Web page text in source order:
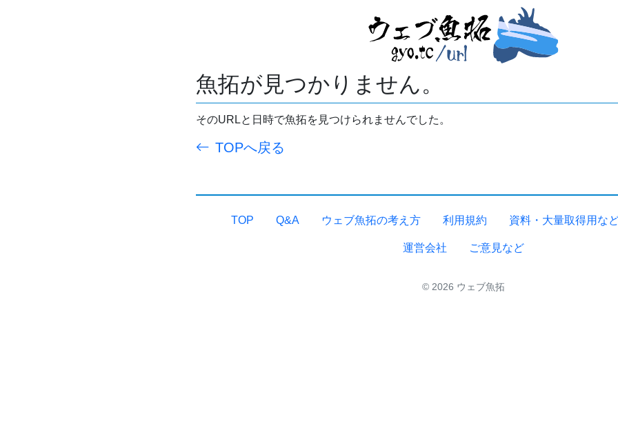
魚拓が見つかりません。
そのURLと日時で魚拓を見つけられませんでした。
TOPへ戻る
TOP Q&A ウェブ魚拓の考え方 利用規約 資料・大量取得用な
運営会社 ご意見など
© 2026 ウェブ魚拓